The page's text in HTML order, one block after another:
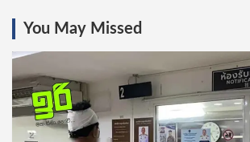
You May Missed